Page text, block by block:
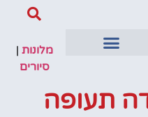
מלונות |
סיורים
תעופה